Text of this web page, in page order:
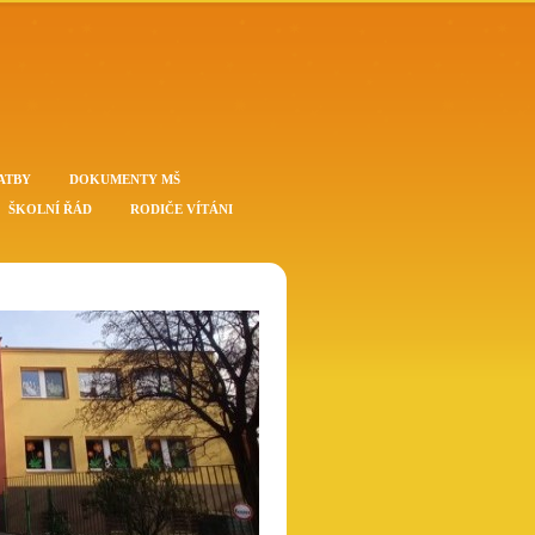
DOKUMENTY MŠ
ŠKOLNÍ ŘÁD RODIČE VÍTÁNI